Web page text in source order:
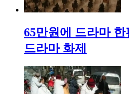
65만원에 드라마
드라마 화제